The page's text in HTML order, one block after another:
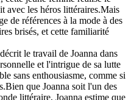
avec les héros littéraires.Mais
de références à la mode à des
brisés, et cette familiarité
le travail de Joanna dans
et l'intrigue de sa lutte
sans enthousiasme, comme si
que Joanna soit l'un des
littéraire, Joanna estime que